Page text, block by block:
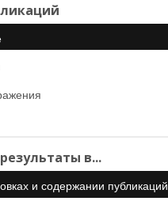
в...
и содержании публикаций